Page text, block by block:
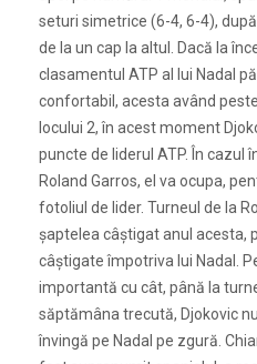
seturi simetrice (6-4, 6-4),
de la un cap la altul. Dacă la
clasamentul ATP al lui Nadal
confortabil, acesta având
locului 2, în acest moment
puncte de liderul ATP. În cazul
Roland Garros, el va ocupa,
fotoliul de lider. Turneul de la
şaptelea câştigat anul acesta,
câştigate împotriva lui Nadal.
importantă cu cât, până la
săptămâna trecută, Djokovic
învingă pe Nadal pe zgură.